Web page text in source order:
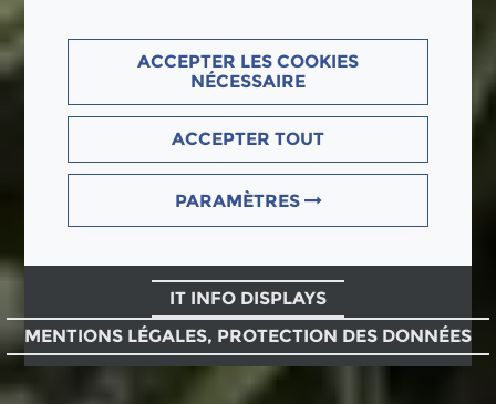
ACCEPTER LES COOKIES
NÉCESSAIRE
ACCEPTER TOUT
PARAMÈTRES
IT INFO DISPLAYS
MENTIONS LÉGALES, PROTECTION DES DONNÉES